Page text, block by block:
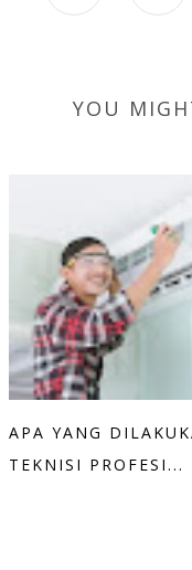
YOU
APA YANG
TEKNISI PROFESI...